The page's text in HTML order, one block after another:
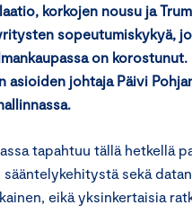
korkojen nousu ja
sopeutumiskykyä,
on korostunut.
asioiden johtaja Päivi
tapahtuu tällä hetkellä
sekä
eikä yksinkertaisia